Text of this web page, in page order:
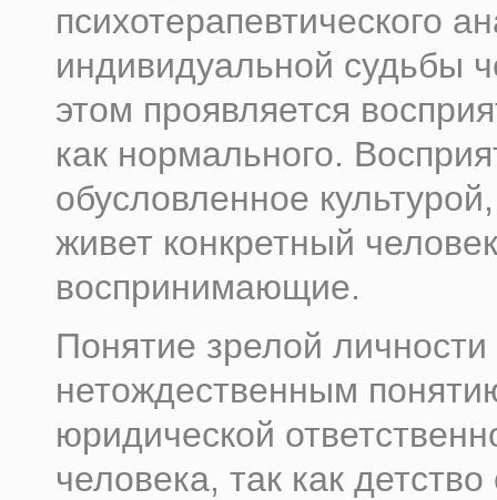
психотерапевтического
индивидуальной судьбы
этом проявляется
как нормального.
обусловленное
живет конкретный
воспринимающие.
Понятие зрелой личности
нетождественным
юридической
человека, так как